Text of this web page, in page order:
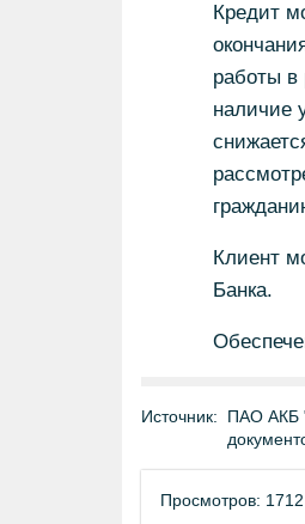
Кредит
работы в
наличие
Клиент
Банка.
Источник:
ПАО АКБ
Просмотров: 1712